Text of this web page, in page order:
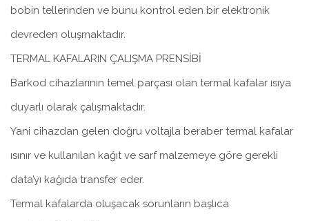
bobin tellerinden ve bunu kontrol eden bir elektronik
devreden oluşmaktadır.
TERMAL KAFALARIN ÇALIŞMA PRENSİBİ
Barkod cihazlarının temel parçası olan termal kafalar ısıya
duyarlı olarak çalışmaktadır.
Yani cihazdan gelen doğru voltajla beraber termal kafalar
ısınır ve kullanılan kağıt ve sarf malzemeye göre gerekli
data’yı kağıda transfer eder.
Termal kafalarda oluşacak sorunların başlıca